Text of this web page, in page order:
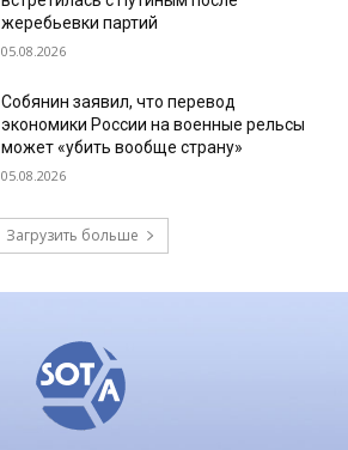
жеребьевки партий
05.08.2026
Собянин заявил, что перевод
экономики России на военные рельсы
может «убить вообще страну»
05.08.2026
Загрузить больше